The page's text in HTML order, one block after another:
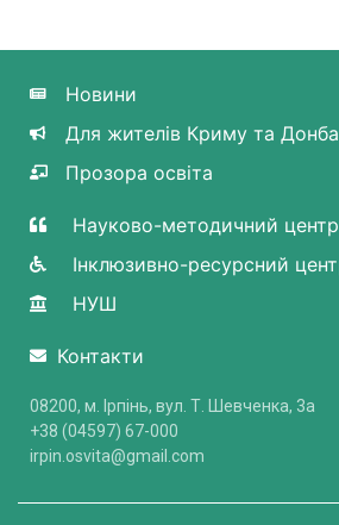
Новини
Для жителів Криму та
Прозора освіта
Науково-методичний центр
Інклюзивно-ресурсний
НУШ
Контакти
08200, м. Ірпінь, вул. Т. Шевченка, 3a
+38 (04597) 67-000
irpin.osvita@gmail.com